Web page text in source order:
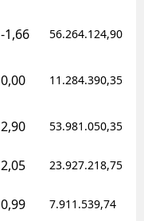
-1,66 56.264.124,90
0,00 11.284.390,35
2,90 53.981.050,35
2,05 23.927.218,75
0,99 7.911.539,74